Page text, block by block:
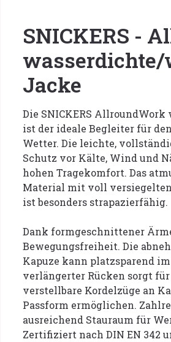
SNICKERS -
Jacke
Die SNICKERS
ist der ideale Begleiter für
Wetter. Die leichte,
Schutz vor Kälte, Wind und
hohen Tragekomfort. Das
Material mit voll
ist besonders strapazierfähig.
Dank formgeschnittener
Bewegungsfreiheit. Die
Kapuze kann platzsparend
verlängerter Rücken sorgt
verstellbare Kordelzüge an
Passform ermöglichen.
ausreichend Stauraum für
Zertifiziert nach DIN EN 342